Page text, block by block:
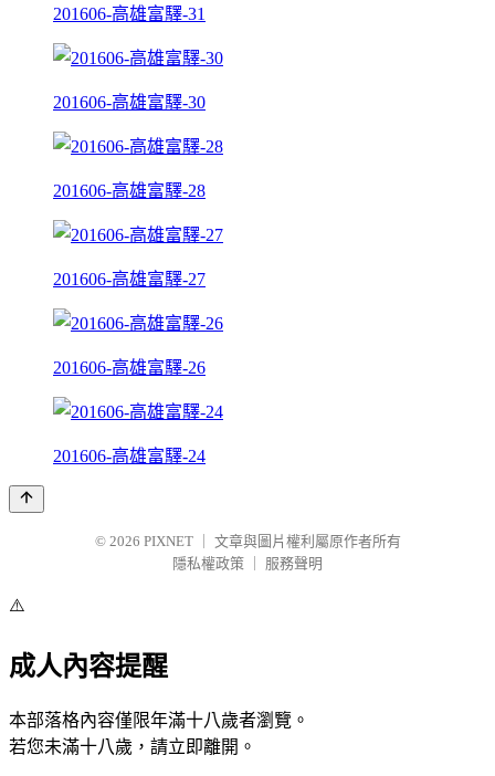
201606-高雄富驛-31
201606-高雄富驛-30
201606-高雄富驛-28
201606-高雄富驛-27
201606-高雄富驛-26
201606-高雄富驛-24
© 2026 PIXNET
文章與圖片權利屬原作者所有
隱私權政策
服務聲明
⚠️
成人內容提醒
本部落格內容僅限年滿十八歲者瀏覽。
若您未滿十八歲，請立即離開。